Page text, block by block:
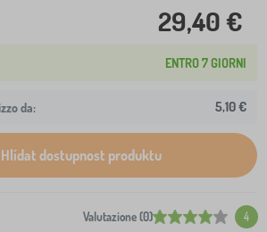
29,40 €
ENTRO 7 GIORNI
da: 5,10 €
Hlídat dostupnost produktu
Valutazione (0) 4